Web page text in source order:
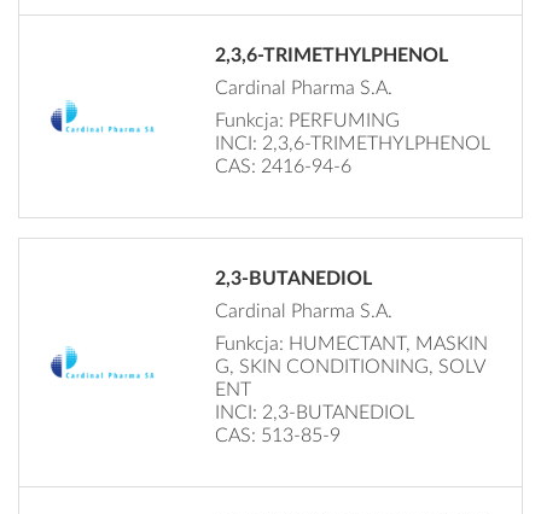
2,3,6-TRIMETHYLPHENOL
Cardinal Pharma S.A.
Funkcja: PERFUMING
INCI: 2,3,6-TRIMETHYLPHENOL
CAS: 2416-94-6
2,3-BUTANEDIOL
Cardinal Pharma S.A.
Funkcja: HUMECTANT, MASKIN
G, SKIN CONDITIONING, SOLV
ENT
INCI: 2,3-BUTANEDIOL
CAS: 513-85-9